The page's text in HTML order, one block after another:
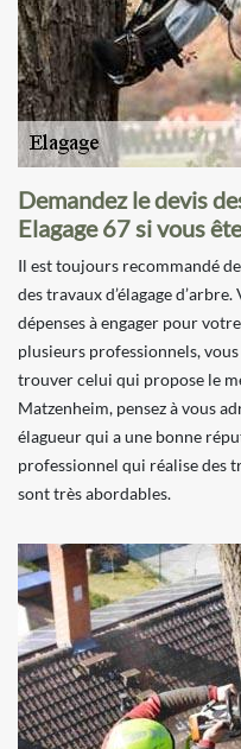
Demandez le devis
Elagage 67 si vous
Il est toujours recommandé
des travaux d’élagage
dépenses à engager pour
plusieurs professionnels,
trouver celui qui propose le
Matzenheim, pensez à vous
élagueur qui a une bonne
professionnel qui réalise des
sont très abordables.